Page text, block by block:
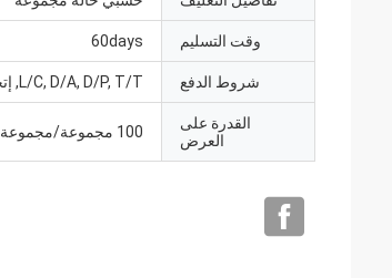
وقت التسليم 60days
شروط الدفع L/C, D/A, D/P, T/T, إتحاد غربيّ, MoneyGram
القدرة على
العرض
100 مجموعة/مجموعة لكلّ سنة